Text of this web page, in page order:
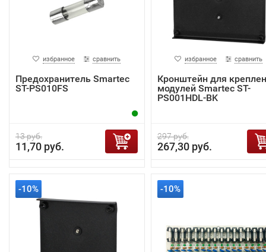
избранное сравнить
Предохранитель Smartec
ST-PS010FS
13 руб.
11,70 руб.
избранное сравнить
Кронштейн для
модулей Smartec ST-
PS001HDL-BK
297 руб.
267,30 руб.
-10% -10%